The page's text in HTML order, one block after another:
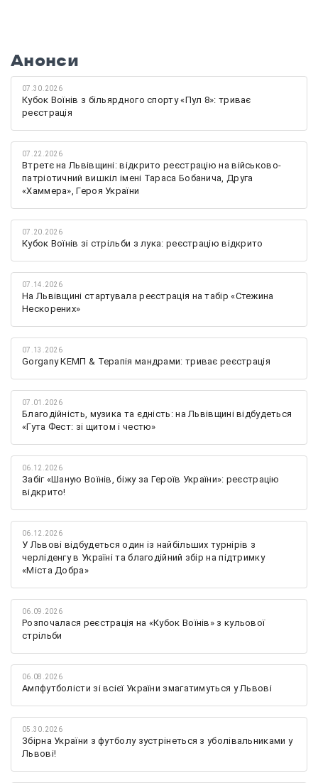
Анонси
07.30.2026
Кубок Воїнів з більярдного спорту «Пул 8»: триває
реєстрація
07.22.2026
Втретє на Львівщині: відкрито реєстрацію на військово-
патріотичний вишкіл імені Тараса Бобанича, Друга
«Хаммера», Героя України
07.20.2026
Кубок Воїнів зі стрільби з лука: реєстрацію відкрито
07.14.2026
На Львівщині стартувала реєстрація на табір «Стежина
Нескорених»
07.13.2026
Gorgany КЕМП & Терапія мандрами: триває реєстрація
07.01.2026
Благодійність, музика та єдність: на Львівщині відбудеться
«Гута Фест: зі щитом і честю»
06.12.2026
Забіг «Шаную Воїнів, біжу за Героїв України»: реєстрацію
відкрито!
06.12.2026
У Львові відбудеться один із найбільших турнірів з
черліденгу в Україні та благодійний збір на підтримку
«Міста Добра»
06.09.2026
Розпочалася реєстрація на «Кубок Воїнів» з кульової
стрільби
06.08.2026
Ампфутболісти зі всієї України змагатимуться у Львові
05.30.2026
Збірна України з футболу зустрінеться з уболівальниками у
Львові!